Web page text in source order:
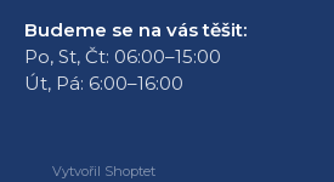
Budeme se na vás těšit:
Po, St, Čt: 06:00–15:00
Út, Pá: 6:00–16:00
Vytvořil Shoptet